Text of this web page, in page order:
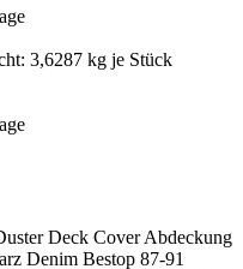
3,6287 kg je Stück